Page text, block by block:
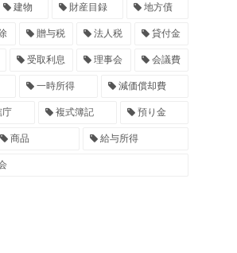
建物 財産目録 地方債
贈与税 法人税 貸付金
受取利息 理事会 会議費
一時所得 減価償却費
庁 複式簿記 預り金
商品 給与所得